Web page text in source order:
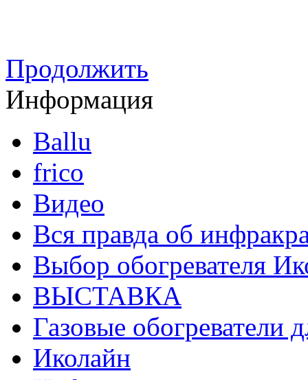
Продолжить
Информация
Ballu
frico
Видео
Вся правда об
Выбор обогревателя
ВЫСТАВКА
Газовые обогреватели
Иколайн